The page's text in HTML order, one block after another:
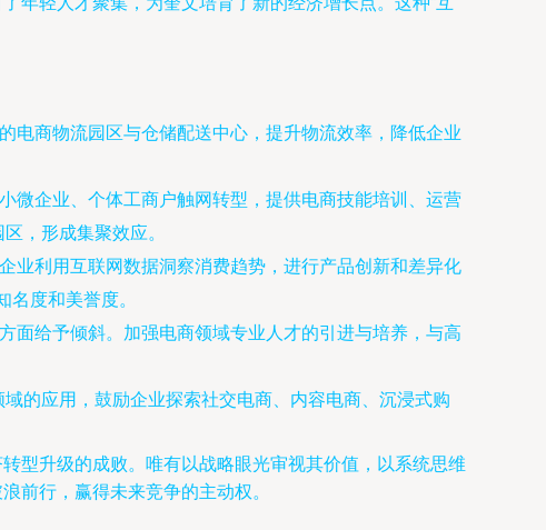
电商物流园区与仓储配送中心，提升物流效率，降低企业
微企业、个体工商户触网转型，提供电商技能培训、运营
，形成集聚效应。
业利用互联网数据洞察消费趋势，进行产品创新和差异化
度和美誉度。
面给予倾斜。加强电商领域专业人才的引进与培养，与高
的应用，鼓励企业探索社交电商、内容电商、沉浸式购
型升级的成败。唯有以战略眼光审视其价值，以系统思维
前行，赢得未来竞争的主动权。